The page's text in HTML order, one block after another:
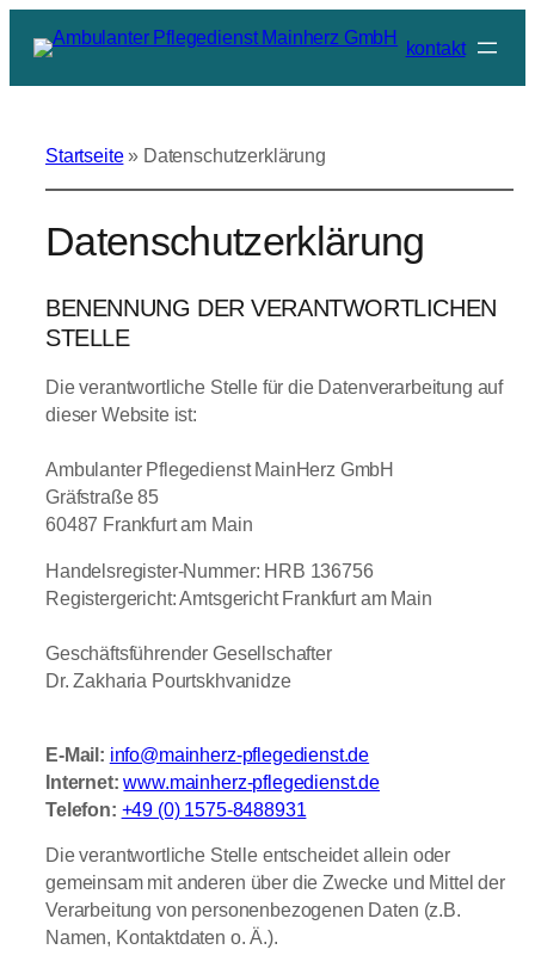
Inhalt
kontakt
Startseite» Datenschutzerklärung
Datenschutzerklärung
BENENNUNG DER VERANTWORTLICHEN
STELLE
Die verantwortliche Stelle für die Datenverarbeitung auf
dieser Website ist:
Ambulanter Pflegedienst MainHerz GmbH
Gräfstraße 85
60487 Frankfurt am Main
Handelsregister-Nummer: HRB 136756
Registergericht: Amtsgericht Frankfurt am Main
Geschäftsführender Gesellschafter
Dr. Zakharia Pourtskhvanidze
E-Mail: info@mainherz-pflegedienst.de
Internet:www.mainherz-pflegedienst.de
Telefon: +49 (0) 1575-8488931
Die verantwortliche Stelle entscheidet allein oder
gemeinsam mit anderen über die Zwecke und Mittel der
Verarbeitung von personenbezogenen Daten (z.B.
Namen, Kontaktdaten o. Ä.).